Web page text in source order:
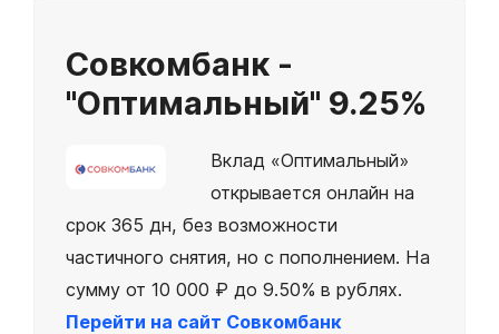
Совкомбанк -
"Оптимальный" 9.25%
Вклад «Оптимальный»
открывается онлайн на
срок 365 дн, без возможности
частичного снятия, но с пополнением. На
сумму от 10 000 ₽ до 9.50% в рублях.
Перейти на сайт Совкомбанк